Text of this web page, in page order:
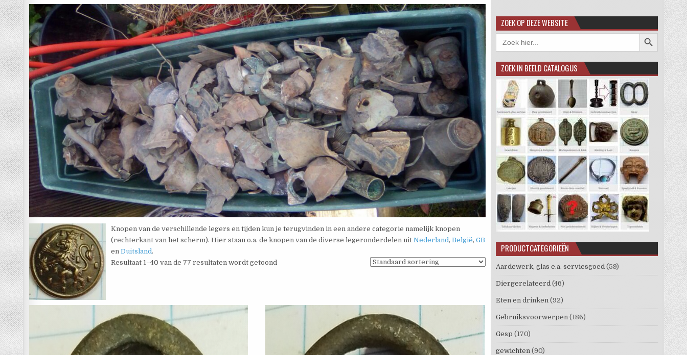
Knopen van de verschillende legers en tijden kun je terugvinden in een andere categorie namelijk knopen
(rechterkant van het scherm). Hier staan o.a. de knopen van de diverse legeronderdelen uit Nederland, België, GB
en Duitsland.
Resultaat 1–40 van de 77 resultaten wordt getoond
ZOEK OP DEZE WEBSITE
Zoek
naar:
Zoekknop
ZOEK IN BEELD CATALOGUS
PRODUCTCATEGORIEËN
Aardewerk, glas e.a. serviesgoed (59)
Diergerelateerd (46)
Eten en drinken (92)
Gebruiksvoorwerpen (186)
Gesp (170)
gewichten (90)